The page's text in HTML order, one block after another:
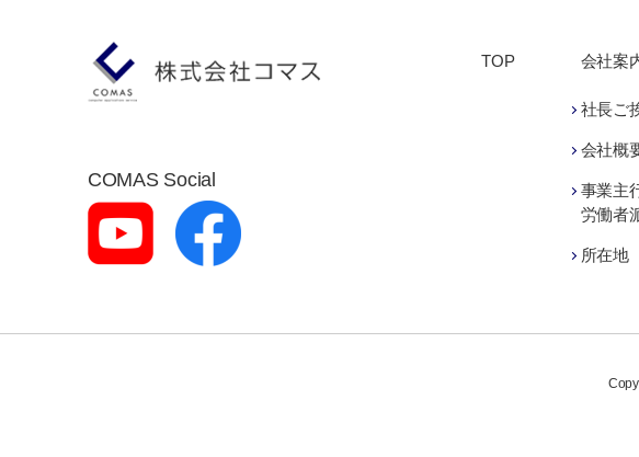
COMAS Social
TOP 会社案
社長ご
会社概
事業主
労働者
所在地